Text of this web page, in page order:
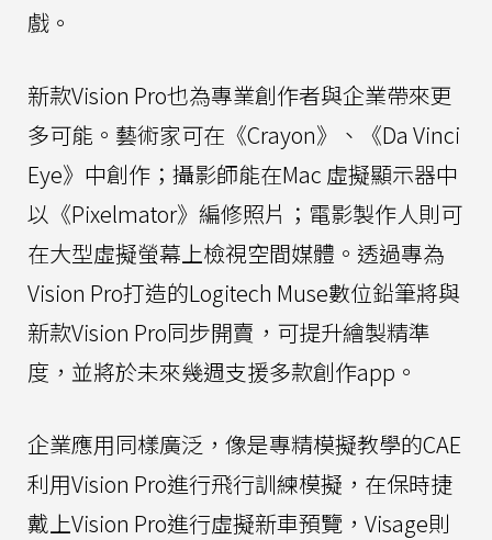
戲。
新款Vision Pro也為專業創作者與企業帶來更
多可能。藝術家可在《Crayon》、《Da Vinci
Eye》中創作；攝影師能在Mac 虛擬顯示器中
以《Pixelmator》編修照片；電影製作人則可
在大型虛擬螢幕上檢視空間媒體。透過專為
Vision Pro打造的Logitech Muse數位鉛筆將與
新款Vision Pro同步開賣，可提升繪製精準
度，並將於未來幾週支援多款創作app。
企業應用同樣廣泛，像是專精模擬教學的CAE
利用Vision Pro進行飛行訓練模擬，在保時捷
戴上Vision Pro進行虛擬新車預覽，Visage則